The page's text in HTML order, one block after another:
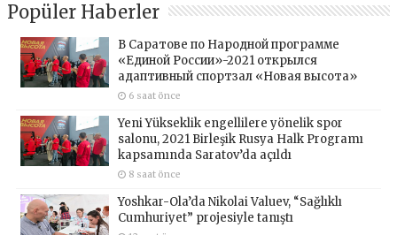
Popüler Haberler
В Саратове по Народной программе
«Единой России»-2021 открылся
адаптивный спортзал «Новая высота»
6 saat önce
Yeni Yükseklik engellilere yönelik spor
salonu, 2021 Birleşik Rusya Halk Programı
kapsamında Saratov’da açıldı
8 saat önce
Yoshkar-Ola’da Nikolai Valuev, “Sağlıklı
Cumhuriyet” projesiyle tanıştı